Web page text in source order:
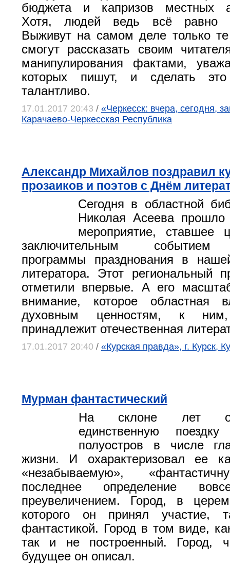
бюджета и капризов местных
Хотя, людей ведь всё равно
Выживут на самом деле только
смогут рассказать своим
манипулирования фактами,
которых пишут, и сделать
талантливо.
17.01.2017 20:43 / «Черкесск: вчера, сегодня,
Карачаево-Черкесская Республика
Александр Михайлов поздравил
прозаиков и поэтов с Днём
Сегодня в областной
Николая Асеева прошло
мероприятие, ставшее
заключительным событием
программы празднования в
литератора. Этот региональный
отметили впервые. А его
внимание, которое областная
духовным ценностям, к ним,
принадлежит отечественная
17.01.2017 20:40 / «Курская правда», г. Курск,
Мурман фантастический
На склоне лет
единственную
полуостров в числе
жизни. И охарактеризовал ее
«незабываемую»,
последнее определение
преувеличением. Город, в
которого он принял участие,
фантастикой. Город в том виде,
так и не построенный. Город,
будущее он описал.